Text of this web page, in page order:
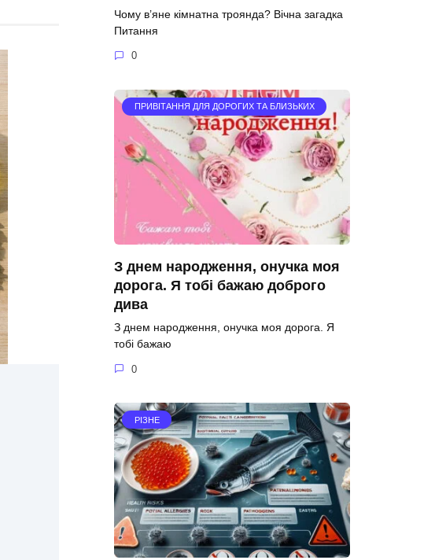
Чому в’яне кімнатна троянда? Вічна загадка
Питання
0
ПРИВІТАННЯ ДЛЯ ДОРОГИХ ТА БЛИЗЬКИХ
З днем народження, онучка моя
дорога. Я тобі бажаю доброго
дива
З днем народження, онучка моя дорога. Я
тобі бажаю
0
РІЗНЕ